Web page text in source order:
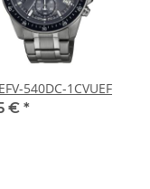
540DC-1CVUEF
€ *